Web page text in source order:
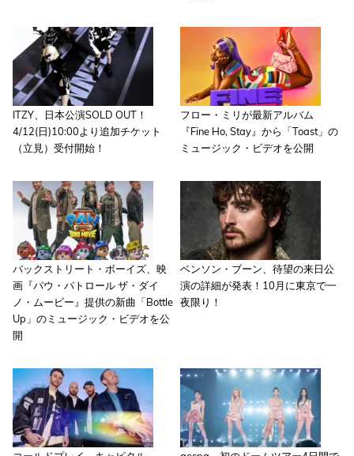
ITZY、日本公演SOLD OUT！
4/12(日)10:00より追加チケット
（立見）受付開始！
フロー・ミリが最新アルバム
『Fine Ho, Stay』から「Toast」の
ミュージック・ビデオを公開
バックストリート・ボーイズ、映
画『パウ・パトロール ザ・ダイ
ノ・ムービー』提供の新曲「Bottle
Up」のミュージック・ビデオを公
開
ベンソン・ブーン、待望の来日公
演の詳細が発表！10月に東京で一
夜限り！